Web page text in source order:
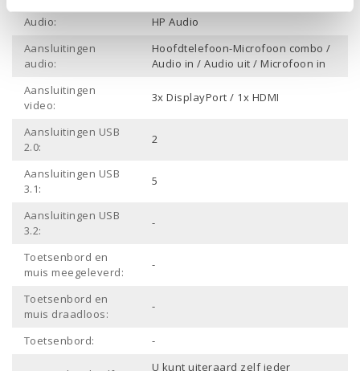
Audio:
HP Audio
Aansluitingen
audio:
Hoofdtelefoon-Microfoon combo /
Audio in / Audio uit / Microfoon in
Aansluitingen
video:
3x DisplayPort / 1x HDMI
Aansluitingen USB
2.0:
2
Aansluitingen USB
3.1:
5
Aansluitingen USB
3.2:
-
Toetsenbord en
muis meegeleverd:
-
Toetsenbord en
muis draadloos:
-
Toetsenbord: -
U kunt uiteraard zelf ieder